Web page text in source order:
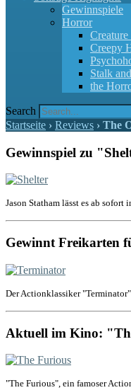
Gewinnspiele
Horror
Creature
Creepy
Stalk
the
Search
Startseite › Reviews › The
Gewinnspiel zu
Jason Statham lässt es ab
Gewinnt Freikarten
Der Actionklassiker
Aktuell im Kino:
"The Furious", ein famoser